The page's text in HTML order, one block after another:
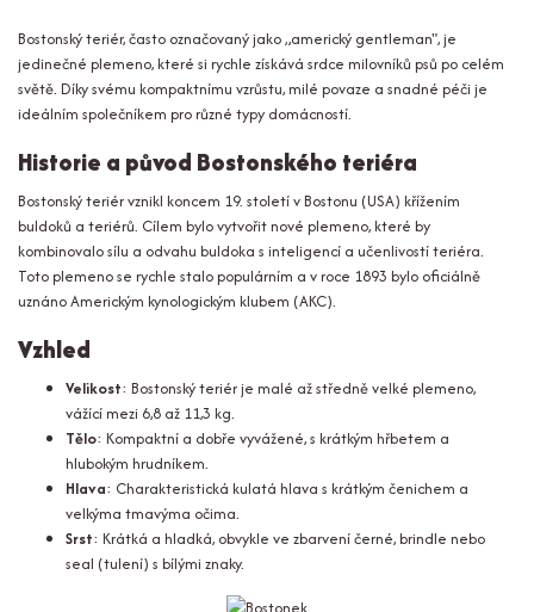
Bostonský teriér, často označovaný jako „americký gentleman", je
jedinečné plemeno, které si rychle získává srdce milovníků psů po celém
světě. Díky svému kompaktnímu vzrůstu, milé povaze a snadné péči je
ideálním společníkem pro různé typy domácností.
Historie a původ Bostonského teriéra
Bostonský teriér vznikl koncem 19. století v Bostonu (USA) křížením
buldoků a teriérů. Cílem bylo vytvořit nové plemeno, které by
kombinovalo sílu a odvahu buldoka s inteligencí a učenlivostí teriéra.
Toto plemeno se rychle stalo populárním a v roce 1893 bylo oficiálně
uznáno Americkým kynologickým klubem (AKC).
Vzhled
Velikost: Bostonský teriér je malé až středně velké plemeno,
vážící mezi 6,8 až 11,3 kg.
Tělo: Kompaktní a dobře vyvážené, s krátkým hřbetem a
hlubokým hrudníkem.
Hlava: Charakteristická kulatá hlava s krátkým čenichem a
velkýma tmavýma očima.
Srst: Krátká a hladká, obvykle ve zbarvení černé, brindle nebo
seal (tulení) s bílými znaky.